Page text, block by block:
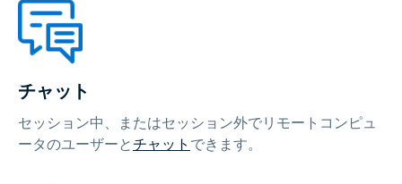
チャット
セッション中、またはセッション外でリモートコンピュ
ータのユーザーとチャット できます。